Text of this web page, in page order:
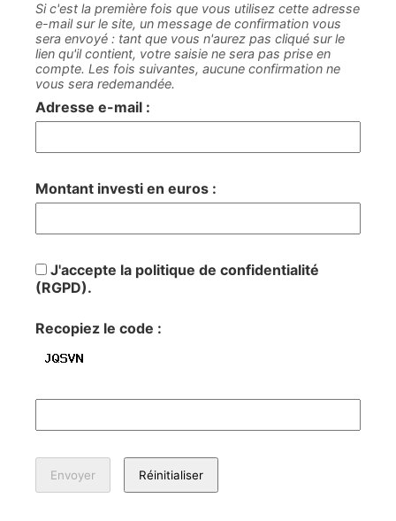
Si c'est la première fois que vous utilisez cette adresse
e-mail sur le site, un message de confirmation vous
sera envoyé : tant que vous n'aurez pas cliqué sur le
lien qu'il contient, votre saisie ne sera pas prise en
compte. Les fois suivantes, aucune confirmation ne
vous sera redemandée.
Adresse e-mail :
Montant investi en euros :
J'accepte la politique de confidentialité
(RGPD).
Recopiez le code :